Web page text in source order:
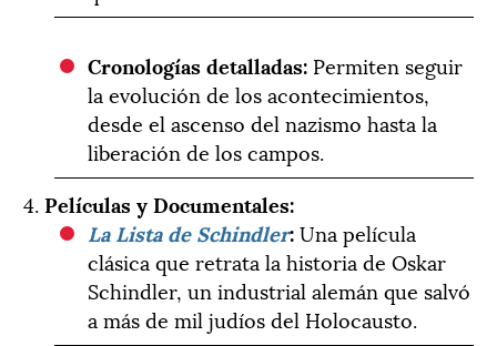
Cronologías detalladas: Permiten seguir
la evolución de los acontecimientos,
desde el ascenso del nazismo hasta la
liberación de los campos.
4.Películas y Documentales:
La Lista de Schindler:Una película
clásica que retrata la historia de Oskar
Schindler, un industrial alemán que salvó
a más de mil judíos del Holocausto.